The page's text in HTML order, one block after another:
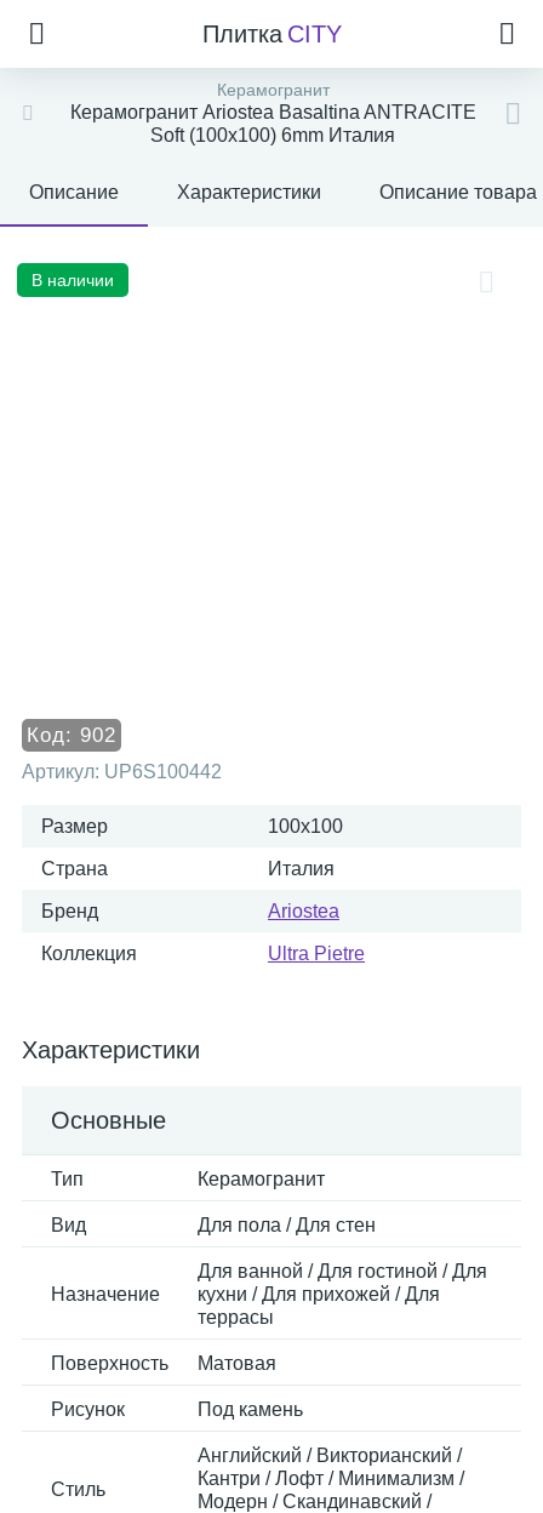
Плитка CITY
Керамогранит
Керамогранит Ariostea Basaltina ANTRACITE
Soft (100x100) 6mm Италия
Описание Характеристики Описание товара
В наличии
Код: 902
Артикул: UP6S100442
Размер 100x100
Страна Италия
Бренд Ariostea
Коллекция Ultra Pietre
Характеристики
Основные
Тип Керамогранит
Вид Для пола / Для стен
Назначение
Для ванной / Для гостиной / Для
кухни / Для прихожей / Для
террасы
Поверхность Матовая
Рисунок Под камень
Стиль
Английский / Викторианский /
Кантри / Лофт / Минимализм /
Модерн / Скандинавский /